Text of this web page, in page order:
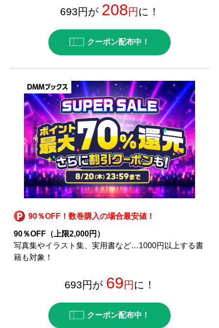
693円が 208円 に！
クーポン配布中！
90％OFF！数巻購入の場合最安値！
90％OFF（上限2,000円）
写真集やイラスト集、実用書など…1000円以上する書
籍も対象！
693円が 69円に！
クーポン配布中！